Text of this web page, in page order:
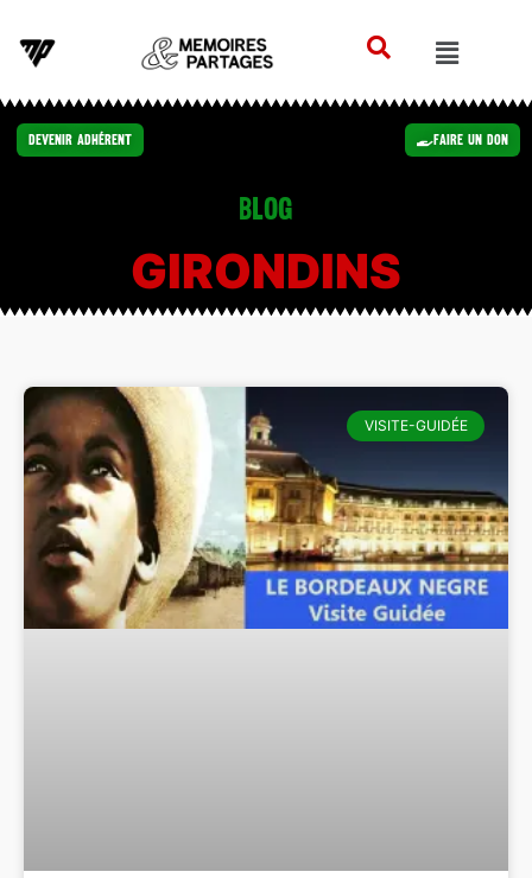
Devenir Adhérent Faire un Don
Blog
GIRONDINS
VISITE-GUIDÉE